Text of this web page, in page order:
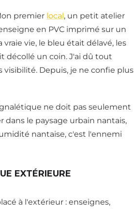
premier local , un petit atelier
en PVC imprimé sur un
vie, le bleu était délavé, les
décollé un coin. J'ai dû tout
visibilité. Depuis, je ne confie plus
ne doit pas seulement
dans le paysage urbain nantais,
nantaise, c'est l'ennemi
EXTÉRIEURE
à l'extérieur : enseignes,